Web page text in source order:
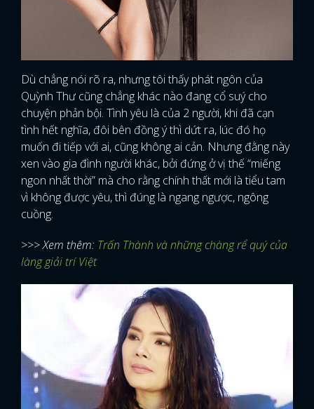
ĐĂNG NHẬP
Dù chẳng nói rõ ra, nhưng tôi thấy phát ngôn của
Quỳnh Thư cũng chẳng khác nào đang cổ suý cho
chuyện phản bội. Tình yêu là của 2 người, khi đã cạn
tình hết nghĩa, đôi bên đồng ý thì dứt ra, lúc đó họ
muốn đi tiếp với ai, cũng không ai cản. Nhưng đằng này
xen vào gia đình người khác, bởi đứng ở vị thế “miếng
ngon nhất thời” mà cho rằng chính thất mới là tiểu tam
vì không được yêu, thì đúng là ngang ngược, ngông
cuồng.
>>> Xem thêm: Trấn Thành và những chàng rể quý của
làng giải trí Việt